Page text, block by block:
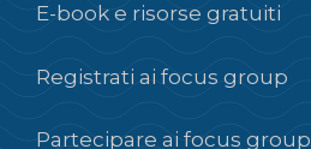
E-book e risorse gratuiti
Registrati ai focus group
Partecipare ai focus group